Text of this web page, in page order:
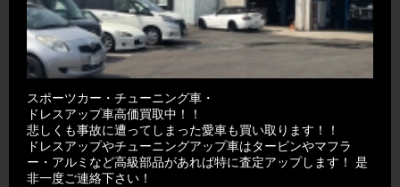
スポーツカー・チューニング車・
ドレスアップ車高価買取中！！
悲しくも事故に遭ってしまった愛車も買い取ります！！
ドレスアップやチューニングアップ車はタービンやマフラ
ー・アルミなど高級部品があれば特に査定アップします！ 是
非一度ご連絡下さい！